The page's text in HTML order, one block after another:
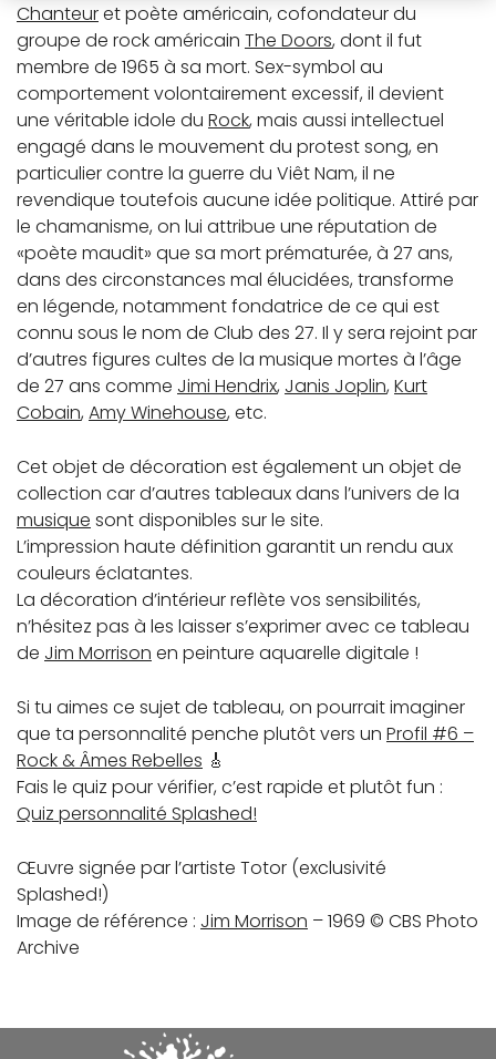
Chanteuret poète américain, cofondateur du
groupe de rock américain The Doors, dont il fut
membre de 1965 à sa mort. Sex-symbol au
comportement volontairement excessif, il devient
une véritable idole du Rock, mais aussi intellectuel
engagé dans le mouvement du protest song, en
particulier contre la guerre du Viêt Nam, il ne
revendique toutefois aucune idée politique. Attiré par
le chamanisme, on lui attribue une réputation de
«poète maudit» que sa mort prématurée, à 27 ans,
dans des circonstances mal élucidées, transforme
en légende, notamment fondatrice de ce qui est
connu sous le nom de Club des 27. Il y sera rejoint par
d’autres figures cultes de la musique mortes à l’âge
de 27 ans comme Jimi Hendrix, Janis Joplin, Kurt
Cobain, Amy Winehouse, etc.
Cet objet de décoration est également un objet de
collection car d’autres tableaux dans l’univers de la
musique sont disponibles sur le site.
L’impression haute définition garantit un rendu aux
couleurs éclatantes.
La décoration d’intérieur reflète vos sensibilités,
n’hésitez pas à les laisser s’exprimer avec ce tableau
de Jim Morrison en peinture aquarelle digitale !
Si tu aimes ce sujet de tableau, on pourrait imaginer
que ta personnalité penche plutôt vers un Profil #6 –
Rock & Âmes Rebelles 🎸
Fais le quiz pour vérifier, c’est rapide et plutôt fun :
Quiz personnalité Splashed!
Œuvre signée par l’artiste Totor (exclusivité
Splashed!)
Image de référence : Jim Morrison – 1969 © CBS Photo
Archive